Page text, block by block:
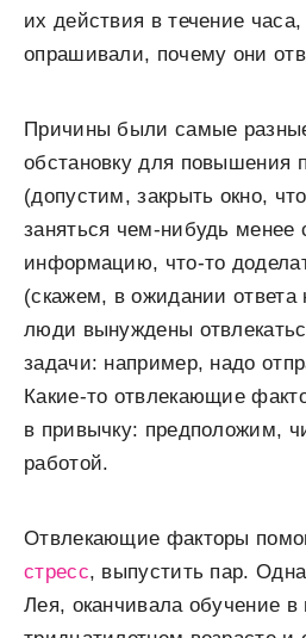
их действия в течение часа,
опрашивали, почему они
Причины были самые
обстановку для повышения
(допустим, закрыть окно,
заняться чем-нибудь менее
информацию, что-то
(скажем, в ожидании ответа
люди вынуждены
задачи: например, надо
Какие-то отвлекающие
в привычку: предположим,
работой.
Отвлекающие факторы
стресс, выпустить пар.
Лея, оканчивала обучение в